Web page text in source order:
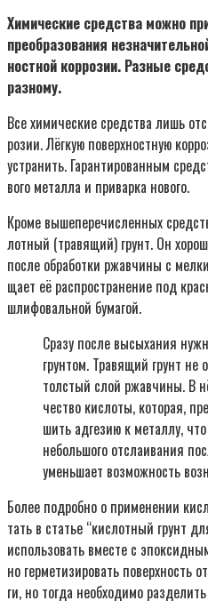
Хими­че­ские сред­ства мож­но
пре­об­ра­зо­ва­ния
ност­ной кор­ро­зии. Раз­ные
раз­но­му.
Все хими­че­ские сред­ства лишь
ро­зии. Лёг­кую поверх­ност­ную
устра­нить. Гаран­ти­ро­ван­ным
во­го метал­ла и при­вар­ка ново­го.
Кро­ме выше­пе­ре­чис­лен­ных
лот­ный (тра­вя­щий) грунт. Он
после обра­бот­ки ржав­чи­ны с
ща­ет её рас­про­стра­не­ние под
шли­фо­валь­ной бума­гой.
Сра­зу после высы­ха­ния
грун­том. Тра­вя­щий грунт не
тол­стый слой ржав­чи­ны. В
че­ство кис­ло­ты, кото­рая,
шить адге­зию к метал­лу,
неболь­шо­го отсла­и­ва­ния
умень­ша­ет воз­мож­ность
Более подроб­но о при­ме­не­нии
тать в ста­тье “кис­лот­ный грунт
исполь­зо­вать вме­сте с
но гер­ме­ти­зи­ро­вать поверх­ность
ги, но тогда необ­хо­ди­мо